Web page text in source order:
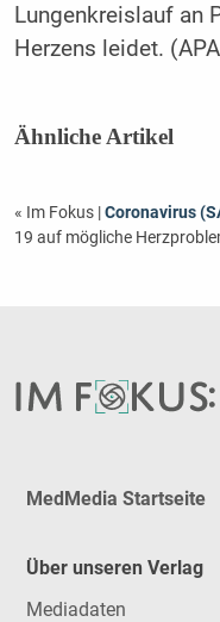
Lungenkreislauf an
Herzens leidet.
Ähnliche Artikel
« Im Fokus |Coronavirus
19 auf mögliche
MedMedia Startseite
Über unseren Verlag
Mediadaten